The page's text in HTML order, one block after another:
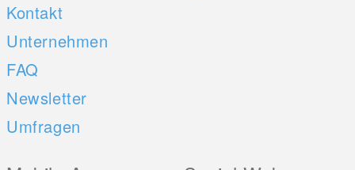
Kontakt
Unternehmen
FAQ
Newsletter
Umfragen